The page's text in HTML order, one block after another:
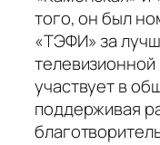
того, он был
«ТЭФИ» за
участвует в
поддерживая